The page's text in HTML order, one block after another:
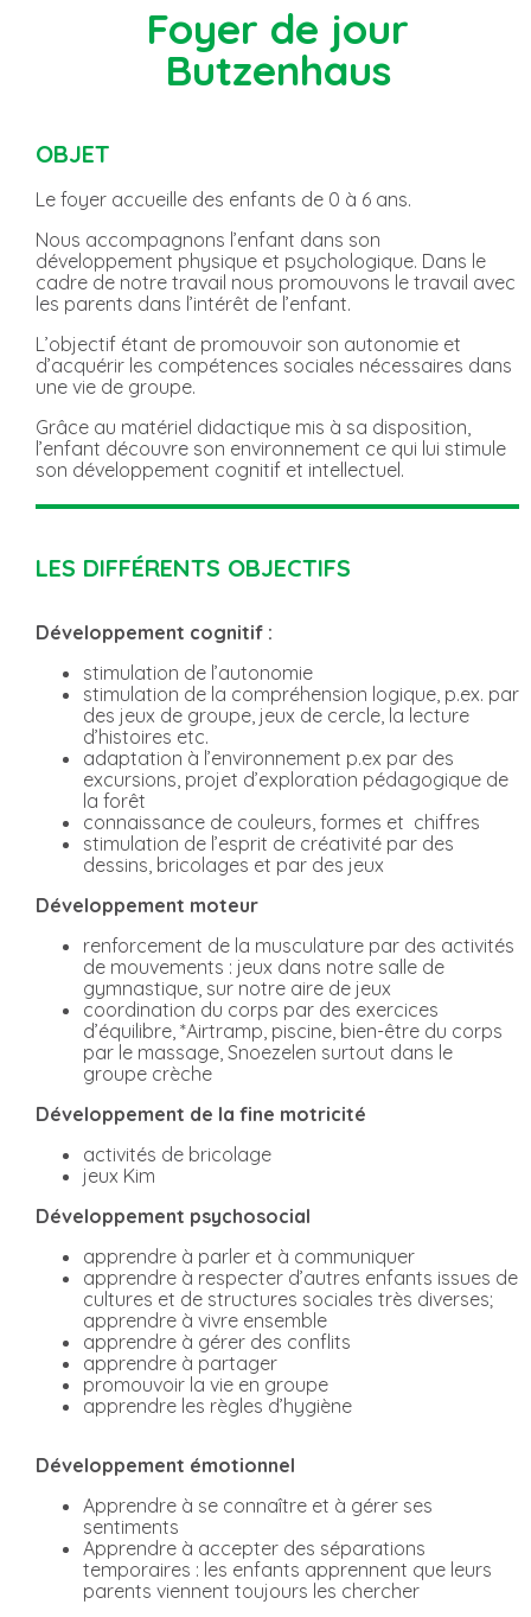
Foyer de jour
Butzenhaus
OBJET
Le foyer accueille des enfants de 0 à 6 ans.
Nous accompagnons l’enfant dans son
développement physique et psychologique. Dans le
cadre de notre travail nous promouvons le travail avec
les parents dans l’intérêt de l’enfant.
L’objectif étant de promouvoir son autonomie et
d’acquérir les compétences sociales nécessaires dans
une vie de groupe.
Grâce au matériel didactique mis à sa disposition,
l’enfant découvre son environnement ce qui lui stimule
son développement cognitif et intellectuel.
LES DIFFÉRENTS OBJECTIFS
Développement cognitif :
stimulation de l’autonomie
stimulation de la compréhension logique, p.ex. par
des jeux de groupe, jeux de cercle, la lecture
d’histoires etc.
adaptation à l’environnement p.ex par des
excursions, projet d’exploration pédagogique de
la forêt
connaissance de couleurs, formes et chiffres
stimulation de l’esprit de créativité par des
dessins, bricolages et par des jeux
Développement moteur
renforcement de la musculature par des activités
de mouvements : jeux dans notre salle de
gymnastique, sur notre aire de jeux
coordination du corps par des exercices
d’équilibre, *Airtramp, piscine, bien-être du corps
par le massage, Snoezelen surtout dans le
groupe crèche
Développement de la fine motricité
activités de bricolage
jeux Kim
Développement psychosocial
apprendre à parler et à communiquer
apprendre à respecter d’autres enfants issues de
cultures et de structures sociales très diverses;
apprendre à vivre ensemble
apprendre à gérer des conflits
apprendre à partager
promouvoir la vie en groupe
apprendre les règles d’hygiène
Développement émotionnel
Apprendre à se connaître et à gérer ses
sentiments
Apprendre à accepter des séparations
temporaires : les enfants apprennent que leurs
parents viennent toujours les chercher